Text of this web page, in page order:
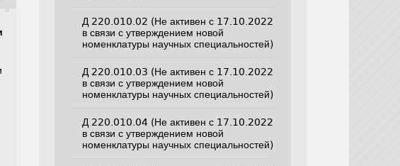
Д 220.010.02 (Не активен с 17.10.2022
в связи с утверждением новой
номенклатуры научных специальностей)
Д 220.010.03 (Не активен с 17.10.2022
в связи с утверждением новой
номенклатуры научных специальностей)
Д 220.010.04 (Не активен с 17.10.2022
в связи с утверждением новой
номенклатуры научных специальностей)